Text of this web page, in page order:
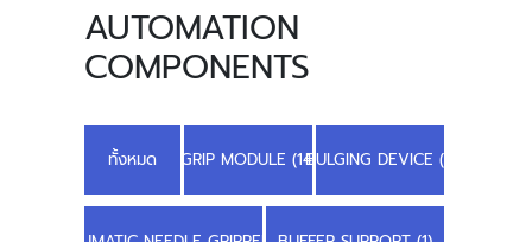
AUTOMATION
COMPONENTS
ทั้งหมด GRIP MODULE (14)BULGING DEVICE (1)